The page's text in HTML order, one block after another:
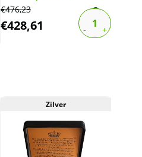
€476,23
€428,61
Zilver